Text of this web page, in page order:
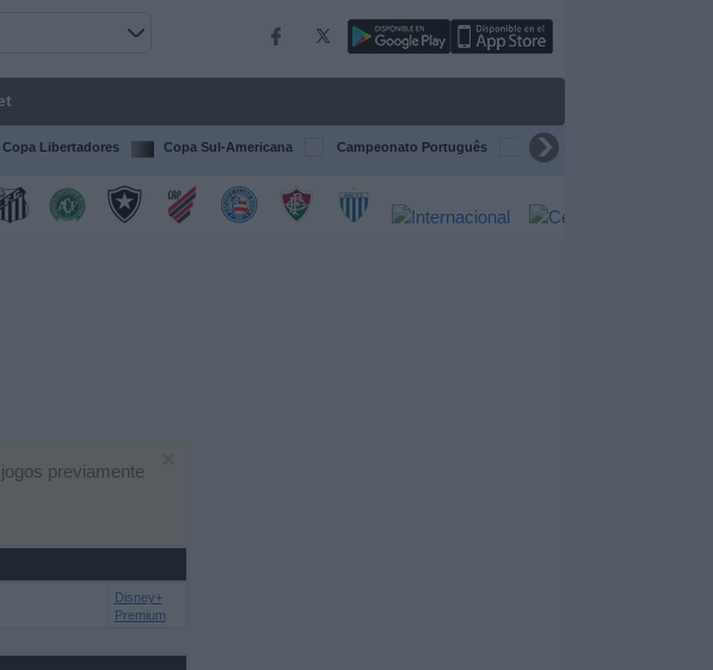
Copa Libertadores Copa Sul-Americana Campeonato Português Campeonato Espanhol
previamente
Disney+
Premium